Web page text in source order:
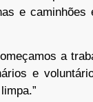
e caminhões
a
e